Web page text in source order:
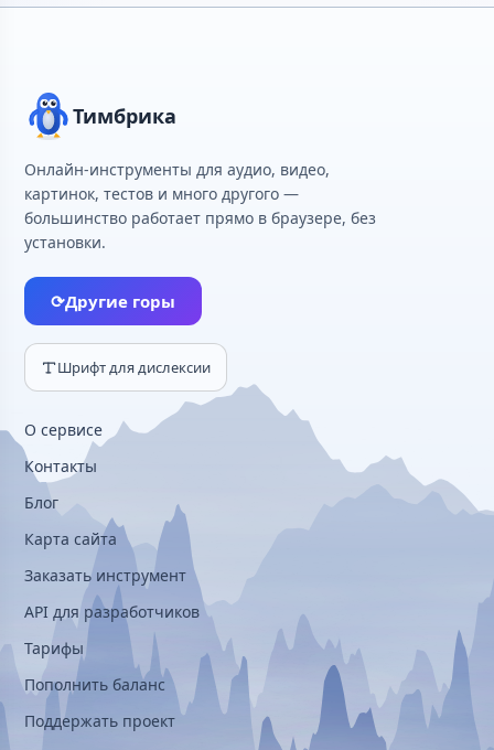
Тимбрика
Онлайн-инструменты для аудио, видео,
картинок, тестов и много другого —
большинство работает прямо в браузере, без
установки.
⟳Другие горы
Шрифт для дислексии
О сервисе
Контакты
Блог
Карта сайта
Заказать инструмент
API для разработчиков
Тарифы
Пополнить баланс
Поддержать проект